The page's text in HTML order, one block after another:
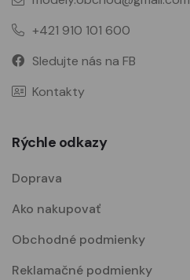
+421 910 101 600
Sledujte nás na FB
Kontakty
Rýchle odkazy
Doprava
Ako nakupovať
Obchodné podmienky
Reklamačné podmienky